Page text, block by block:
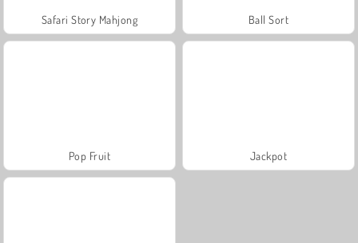
Safari Story Mahjong Ball Sort
Pop Fruit Jackpot